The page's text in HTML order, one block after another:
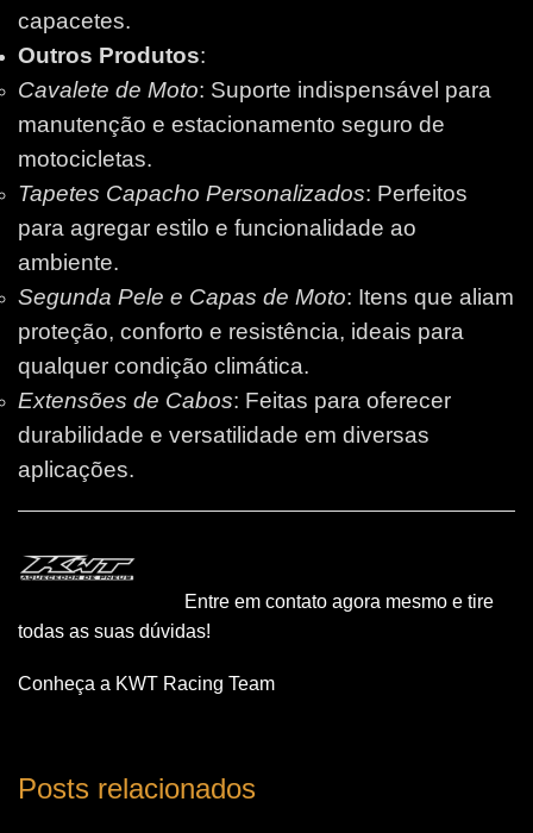
capacetes.
Outros Produtos:
Cavalete de Moto: Suporte indispensável para
manutenção e estacionamento seguro de
motocicletas.
Tapetes Capacho Personalizados: Perfeitos
para agregar estilo e funcionalidade ao
ambiente.
Segunda Pele e Capas de Moto: Itens que aliam
proteção, conforto e resistência, ideais para
qualquer condição climática.
Extensões de Cabos: Feitas para oferecer
durabilidade e versatilidade em diversas
aplicações.
Entre em contato agora mesmo e tire
todas as suas dúvidas!
Conheça a KWT Racing Team
Posts relacionados